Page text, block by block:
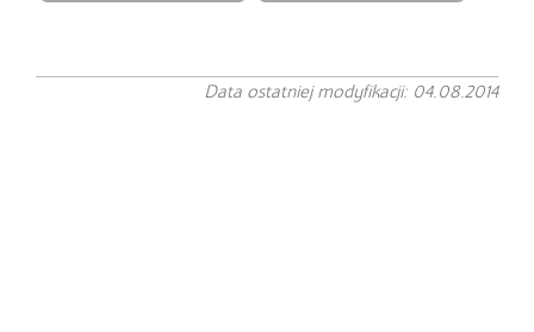
Data ostatniej modyfikacji: 04.08.2014